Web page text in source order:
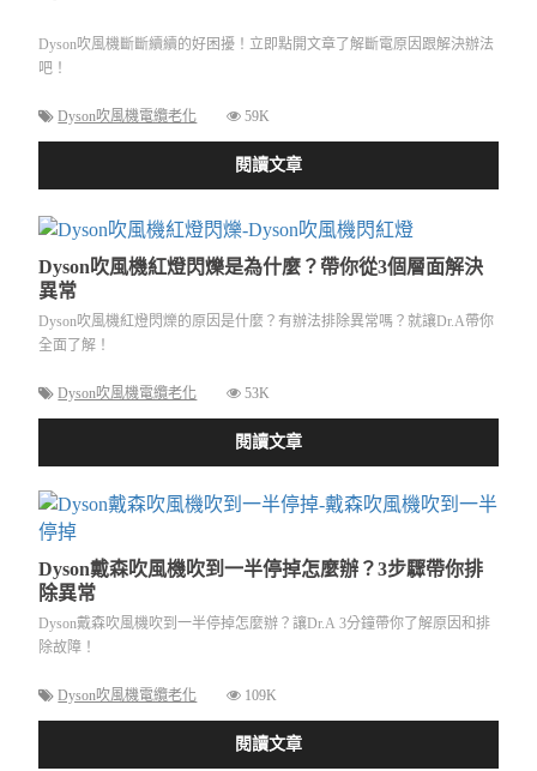
Dyson吹風機斷斷續續的好困擾！立即點開文章了解斷電原因跟解決辦法
吧！
Dyson吹風機電纜老化 59K
閱讀文章
Dyson吹風機紅燈閃爍是為什麼？帶你從3個層面解決
異常
Dyson吹風機紅燈閃爍的原因是什麼？有辦法排除異常嗎？就讓Dr.A帶你
全面了解！
Dyson吹風機電纜老化 53K
閱讀文章
Dyson戴森吹風機吹到一半停掉怎麼辦？3步驟帶你排
除異常
Dyson戴森吹風機吹到一半停掉怎麼辦？讓Dr.A 3分鐘帶你了解原因和排
除故障！
Dyson吹風機電纜老化 109K
閱讀文章